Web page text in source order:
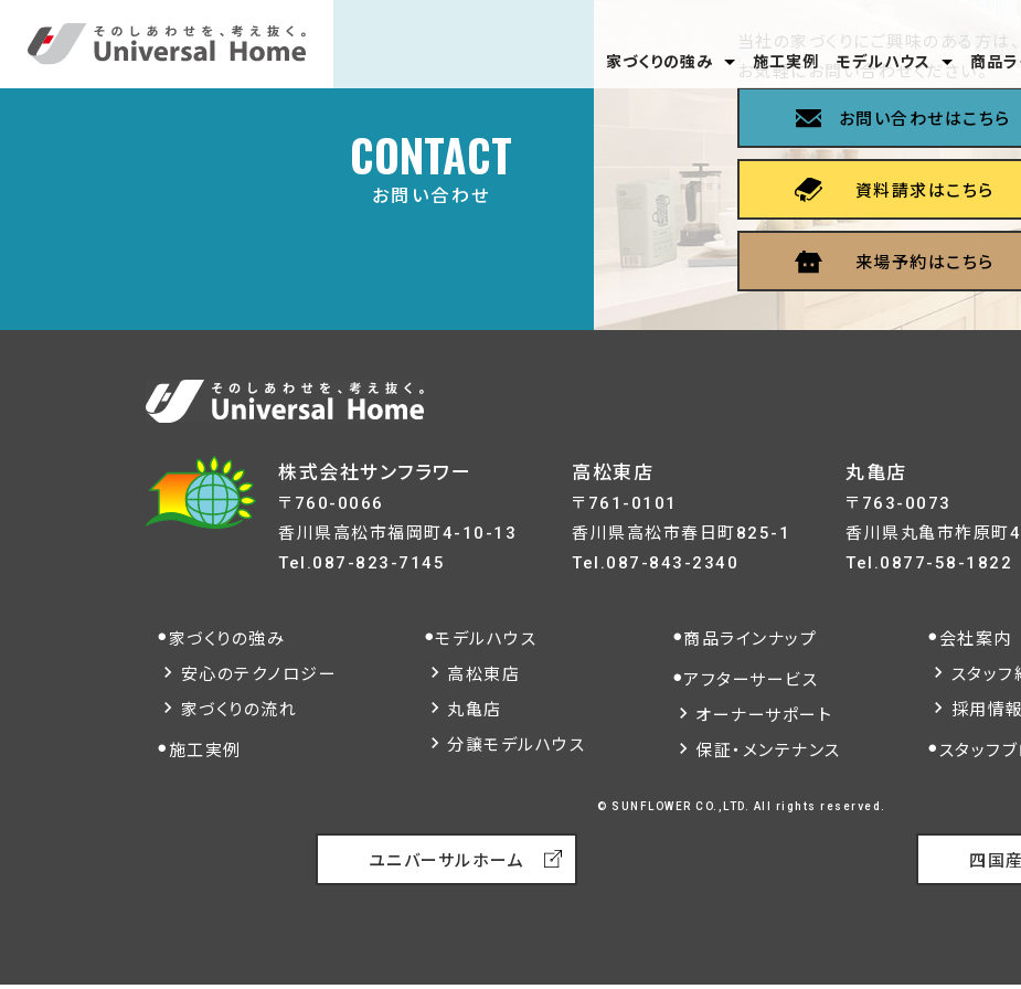
家づくりの強み
安心のテクノロジー
家づくりの流れ
施工実例 モデルハウス
高松東店
丸亀店
分譲モデルハウス
商品ラ
CONTACT
お問い合わせ
当社の家づくりにご興味のある方は、
お気軽にお問い合わせください。
お問い合わせはこちら
資料請求はこちら
来場予約はこちら
株式会社サンフラワー
〒760-0066
香川県高松市福岡町4-10-13
Tel.087-823-7145
高松東店
〒761-0101
香川県高松市春日町825-1
Tel.087-843-2340
丸亀店
〒763-0073
香川県丸亀市柞原町
Tel.0877-58-1822
家づくりの強み
安心のテクノロジー
家づくりの流れ
施工実例
モデルハウス
高松東店
丸亀店
分譲モデルハウス
商品ラインナップ
アフターサービス
オーナーサポート
保証・メンテナンス
会社案内
スタッフ
採用情報
スタッフ
© SUNFLOWER CO.,LTD. All rights reserved.
ユニバーサルホーム 四国